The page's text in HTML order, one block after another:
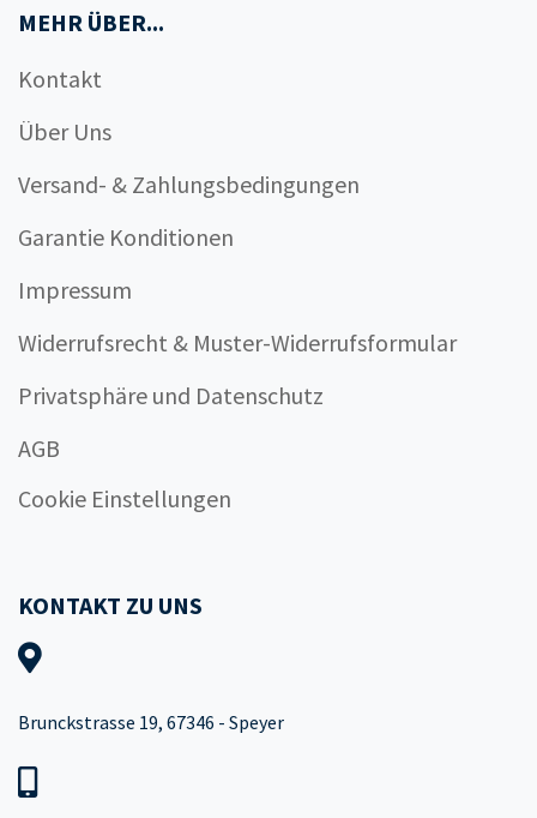
MEHR ÜBER...
Kontakt
Über Uns
Versand- & Zahlungsbedingungen
Garantie Konditionen
Impressum
Widerrufsrecht & Muster-Widerrufsformular
Privatsphäre und Datenschutz
AGB
Cookie Einstellungen
KONTAKT ZU UNS
Brunckstrasse 19, 67346 - Speyer